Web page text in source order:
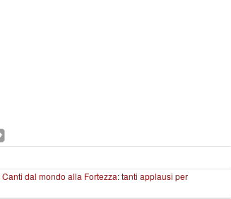
Canti dal mondo alla Fortezza: tanti applausi per